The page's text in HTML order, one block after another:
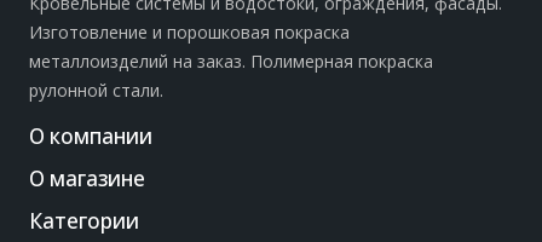
Изготовление и порошковая покраска
металлоизделий на заказ. Полимерная покраска
рулонной стали.
О компании
О магазине
Категории